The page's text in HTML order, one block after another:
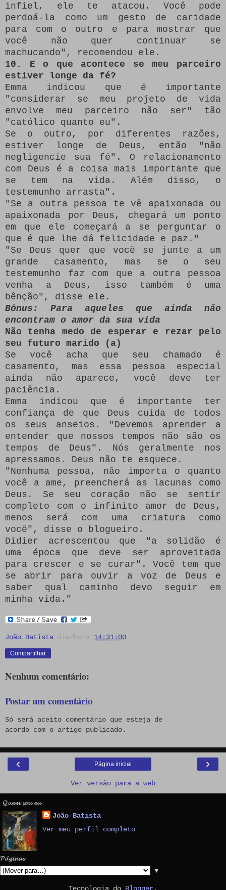
infiel, ele te atacou.
Você pode
perdoá-la como um gesto de caridade
para com o outro e para mostrar que
você não quer continuar se
machucando", recomendou ele.
10. E o que acontece se meu parceiro
estiver longe da fé?
Emma indicou que é importante
"considerar se meu projeto de vida
envolve meu parceiro não ser" tão
"católico quanto eu".
Se o outro, por diferentes razões,
estiver longe de Deus, então "não
negligencie sua fé".
O relacionamento
com Deus é a coisa mais importante que
se tem na vida.
Além disso, o
testemunho arrasta".
"Se a outra pessoa te vê apaixonada ou
apaixonada por Deus, chegará um ponto
em que ele começará a se perguntar o
que é que lhe dá felicidade e paz."
"Se Deus quer que você se junte a um
grande casamento, mas se o seu
testemunho faz com que a outra pessoa
venha a Deus, isso também é uma
bênção", disse ele.
Bônus: Para aqueles que ainda não
encontram o amor da sua vida
Não tenha medo de esperar e rezar pelo
seu futuro marido (a)
Se você acha que seu chamado é
casamento, mas essa pessoa especial
ainda não aparece, você deve ter
paciência.
Emma indicou que é importante ter
confiança de que Deus cuida de todos
os seus anseios.
"Devemos aprender a
entender que nossos tempos não são os
tempos de Deus".
Nós geralmente nos
apressamos.
Deus não te esquece.
"Nenhuma pessoa, não importa o quanto
você a ame, preencherá as lacunas como
Deus.
Se seu coração não se sentir
completo com o infinito amor de Deus,
menos será com uma criatura como
você", disse o blogueiro.
Didier acrescentou que "a solidão é
uma época que deve ser aproveitada
para crescer e se curar".
Você tem que
se abrir para ouvir a voz de Deus e
saber qual caminho devo seguir em
minha vida."
João Batista dia/hora 14:31:00
Compartilhar
Nenhum comentário:
Postar um comentário
Só será aceito comentário que esteja de
acordo com o artigo publicado.
‹ ›
Página inicial
Ver versão para a web
𝓠𝓾𝓮𝓶 𝓼𝓸𝓾 𝓮𝓾
João Batista
Ver meu perfil completo
𝓟𝓪́𝓰𝓲𝓷𝓪𝓼
▼